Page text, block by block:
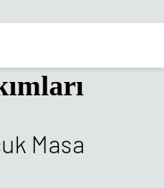
Çocuk
Masa